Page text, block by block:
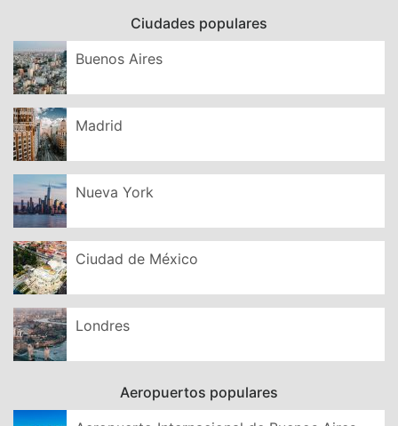
Ciudades populares
Buenos Aires
Madrid
Nueva York
Ciudad de México
Londres
Aeropuertos populares